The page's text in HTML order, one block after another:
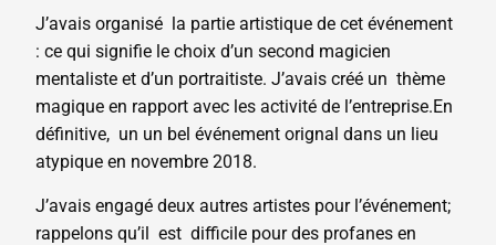
J’avais organisé la partie artistique de cet événement
: ce qui signifie le choix d’un second magicien
mentaliste et d’un portraitiste. J’avais créé un thème
magique en rapport avec les activité de l’entreprise.En
définitive, un un bel événement orignal dans un lieu
atypique en novembre 2018.
J’avais engagé deux autres artistes pour l’événement;
rappelons qu’il est difficile pour des profanes en